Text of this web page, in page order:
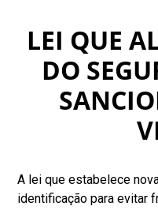
LEI QUE
DO
A lei que estabelece
identificação para evitar